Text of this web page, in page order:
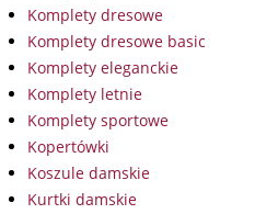
Komplety dresowe
Komplety dresowe basic
Komplety eleganckie
Komplety letnie
Komplety sportowe
Kopertówki
Koszule damskie
Kurtki damskie